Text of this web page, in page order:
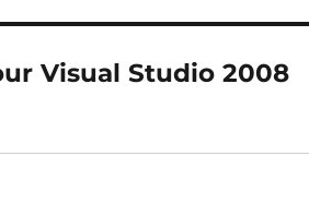
Visual Studio 2008